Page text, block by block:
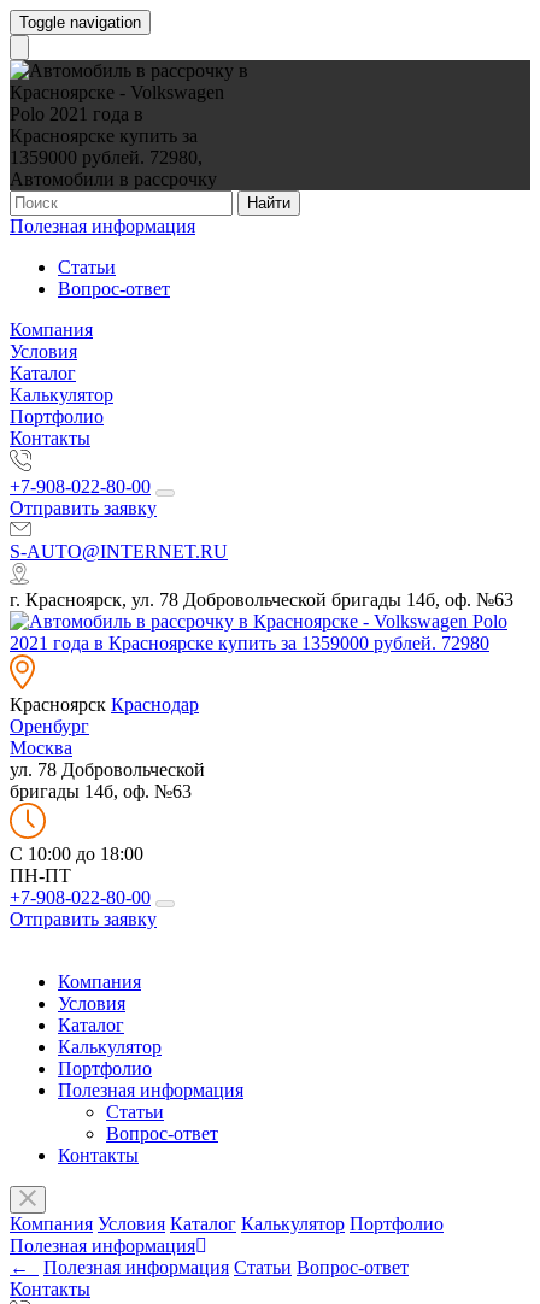
Toggle navigation
Найти
Полезная информация
Статьи
Вопрос-ответ
Компания
Условия
Каталог
Калькулятор
Портфолио
Контакты
+7-908-022-80-00
Отправить заявку
S-AUTO@INTERNET.RU
г. Красноярск, ул. 78 Добровольческой бригады 14б, оф. №63
Красноярск Краснодар
Оренбург
Москва
ул. 78 Добровольческой
бригады 14б, оф. №63
C 10:00 до 18:00
ПН-ПТ
+7-908-022-80-00
Отправить заявку
Компания
Условия
Каталог
Калькулятор
Портфолио
Полезная информация
Статьи
Вопрос-ответ
Контакты
Компания Условия Каталог Калькулятор Портфолио
Полезная информация
←
Полезная информация Статьи Вопрос-ответ
Контакты